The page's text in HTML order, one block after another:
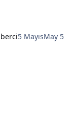
5 MayısMay 5